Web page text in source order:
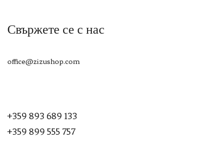
Свържете се с нас
office@zizushop.com
+359 893 689 133
+359 899 555 757